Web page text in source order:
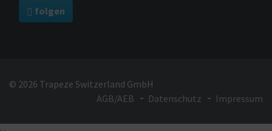
folgen
© 2026 Trapeze Switzerland GmbH
AGB/AEB
Datenschutz Impressum